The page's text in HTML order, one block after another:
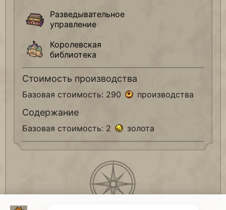
Разведывательное
управление
Королевская
библиотека
Стоимость производства
Базовая стоимость: 290 производства
Содержание
Базовая стоимость: 2 золота